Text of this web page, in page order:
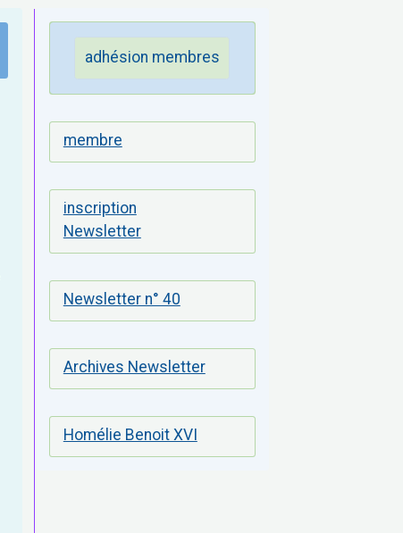
adhésion membres
membre
inscription
Newsletter
Newsletter n° 40
Archives Newsletter
Homélie Benoit XVI